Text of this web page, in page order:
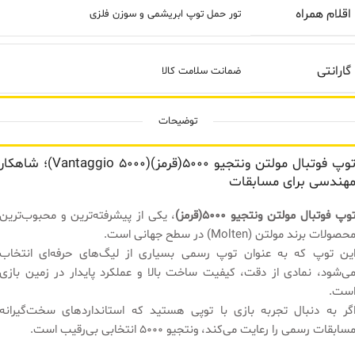
توضیحات
توپ فوتبال مولتن ونتجیو ۵۰۰۰(قرمز)(Vantaggio 5000)؛ شاهکار
مهندسی برای مسابقات
فوتبال مولتن ونتجیو ۵۰۰۰(قرمز)
، یکی از پیشرفته‌ترین و محبوب‌ترین
محصولات برند مولتن (Molten) در سطح جهانی است.
این توپ که به عنوان توپ رسمی بسیاری از لیگ‌های حرفه‌ای انتخاب
می‌شود، نمادی از دقت، کیفیت ساخت بالا و عملکرد پایدار در زمین بازی
است.
اگر به دنبال تجربه بازی با توپی هستید که استانداردهای سخت‌گیرانه
مسابقات رسمی را رعایت می‌کند، ونتجیو 5000 انتخابی بی‌رقیب است.
اقلام همراه تور حمل توپ ابریشمی و سوزن فلزی
گارانتی ضمانت سلامت کالا